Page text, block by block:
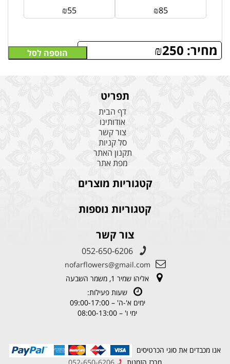
מחיר: ₪250 הוספה לסל
₪55 ₪85
תפריט
דף הבית
אודותינו
צור קשר
סל קניות
תקנון האתר
מפת אתר
קטגוריות מוצרים
קטגוריות נוספות
צור קשר
052-650-6206
nofarflowers@gmail.com
אליהו שמיר 1, משמר השבעה
שעות פעילות:
ימים א'-ה' – 09:00-17:00
ימי ו' – 08:00-13:00
אנו מכבדים את סוגי הכרטיסים